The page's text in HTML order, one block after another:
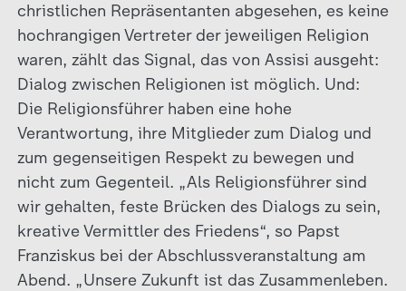
christlichen Repräsentanten abgesehen, es keine
hochrangigen Vertreter der jeweiligen Religion
waren, zählt das Signal, das von Assisi ausgeht:
Dialog zwischen Religionen ist möglich. Und:
Die Religionsführer haben eine hohe
Verantwortung, ihre Mitglieder zum Dialog und
zum gegenseitigen Respekt zu bewegen und
nicht zum Gegenteil. „Als Religionsführer sind
wir gehalten, feste Brücken des Dialogs zu sein,
kreative Vermittler des Friedens“, so Papst
Franziskus bei der Abschlussveranstaltung am
Abend. „Unsere Zukunft ist das Zusammenleben.